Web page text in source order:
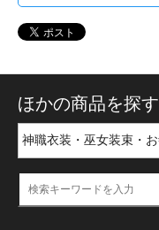
ほかの商品を探す